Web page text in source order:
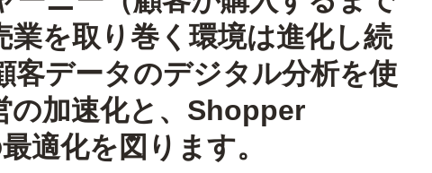
業を取り巻く環境は進化し続
客データのデジタル分析を使
の加速化と、Shopper
適化を図ります。